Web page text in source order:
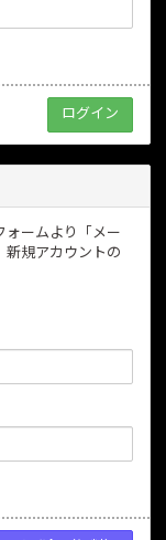
ォームより「メー
新規アカウントの